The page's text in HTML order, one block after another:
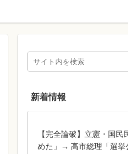
新着情報
【完全論破】立憲・国民
めた」→ 高市総理「選挙